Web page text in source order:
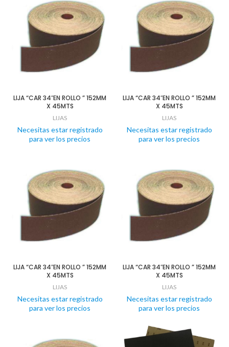
LIJA “CAR 34″EN ROLLO ” 152MM
X 45MTS
LIJAS
Necesitas estar registrado
para ver los precios
LIJA “CAR 34″EN ROLLO ” 152MM
X 45MTS
LIJAS
Necesitas estar registrado
para ver los precios
LIJA “CAR 34″EN ROLLO ” 152MM
X 45MTS
LIJAS
Necesitas estar registrado
para ver los precios
LIJA “CAR 34″EN ROLLO ” 152MM
X 45MTS
LIJAS
Necesitas estar registrado
para ver los precios